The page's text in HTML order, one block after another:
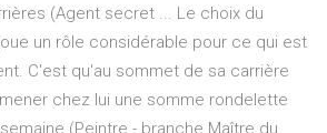
(Agent secret ... Le choix du
un rôle considérable pour ce qui est
C'est qu'au sommet de sa carrière
chez lui une somme rondelette